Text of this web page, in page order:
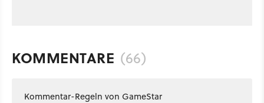
KOMMENTARE (66)
Kommentar-Regeln von GameStar